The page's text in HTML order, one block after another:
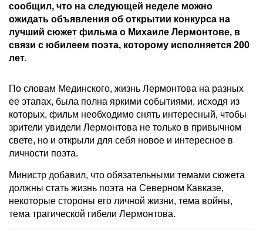
сообщил, что на следующей неделе можно
ожидать объявления об открытии конкурса на
лучший сюжет фильма о Михаиле Лермонтове, в
связи с юбилеем поэта, которому исполняется 200
лет.
По словам Мединского, жизнь Лермонтова на разных
ее этапах, была полна яркими событиями, исходя из
которых, фильм необходимо снять интересный, чтобы
зрители увидели Лермонтова не только в привычном
свете, но и открыли для себя новое и интересное в
личности поэта.
Министр добавил, что обязательными темами сюжета
должны стать жизнь поэта на Северном Кавказе,
некоторые стороны его личной жизни, тема войны,
тема трагической гибели Лермонтова.